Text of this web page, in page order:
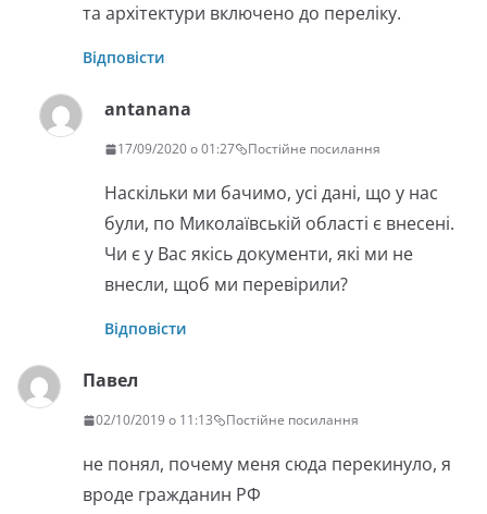
та архітектури включено до переліку.
Відповісти
antanana
17/09/2020 о 01:27 Постійне посилання
Наскільки ми бачимо, усі дані, що у нас
були, по Миколаївській області є внесені.
Чи є у Вас якісь документи, які ми не
внесли, щоб ми перевірили?
Відповісти
Павел
02/10/2019 о 11:13 Постійне посилання
не понял, почему меня сюда перекинуло, я
вроде гражданин РФ